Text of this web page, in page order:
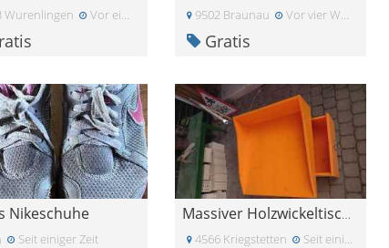
Wurenlingen Vor einem Monat 9502 Braunau Vor vier Wochen
Gratis
Nikeschuhe
Seit einiger Zeit
Massiver Holzwickeltisch- Aufsatz mit Schublade
4566 Kriegstetten Seit einiger Zeit